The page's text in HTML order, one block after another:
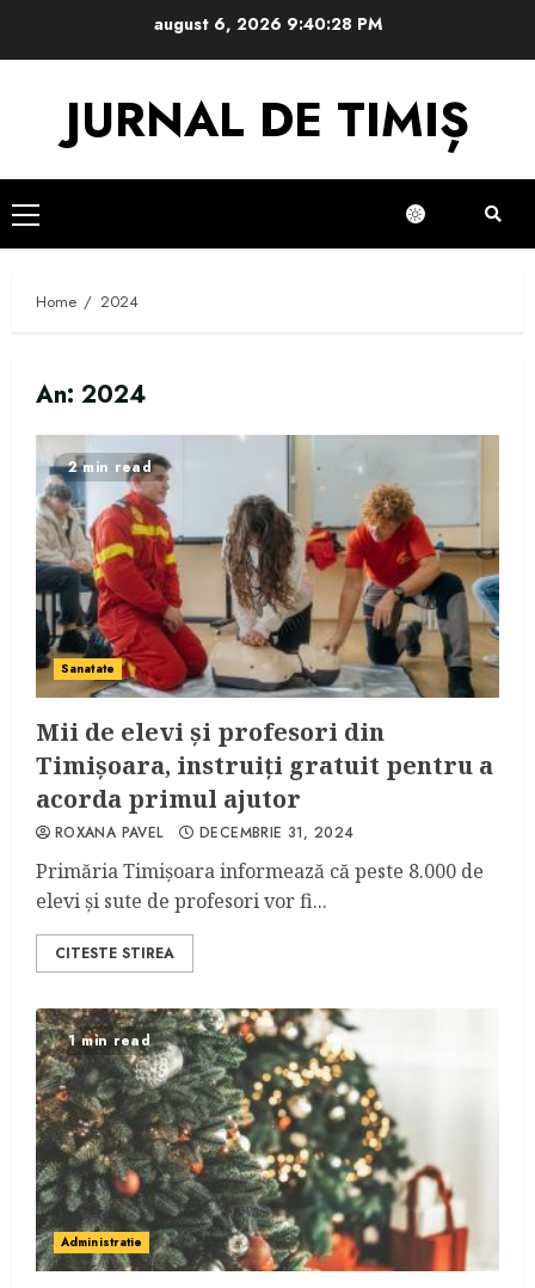
august 6, 2026 9:40:30 PM
JURNAL DE TIMIȘ
Primary
Menu
Home 2024
An: 2024
2 min read
Sanatate
Mii de elevi și profesori din
Timișoara, instruiți gratuit pentru a
acorda primul ajutor
ROXANA PAVEL DECEMBRIE 31, 2024
Primăria Timișoara informează că peste 8.000 de
elevi și sute de profesori vor fi...
CITESTE STIREA
1 min read
Administratie